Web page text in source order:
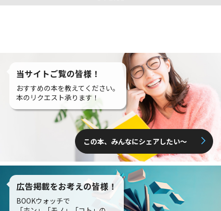
当サイトご覧の皆様！
おすすめの本を教えてください。
本のリクエスト承ります！
この本、みんなにシェアしたい〜
広告掲載をお考えの皆様！
BOOKウォッチで